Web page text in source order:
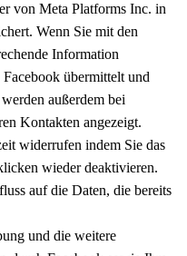
von Meta Platforms Inc. in
Wenn Sie mit den
Information
übermittelt und
außerdem bei
Kontakten angezeigt.
widerrufen indem Sie das
wieder deaktivieren.
auf die Daten, die bereits
und die weitere